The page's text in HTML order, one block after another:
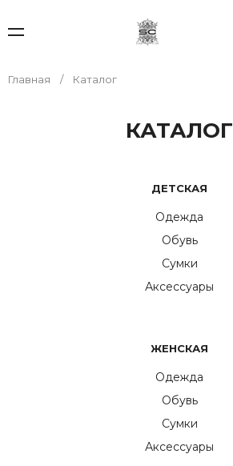
Главная Каталог
КАТАЛОГ
ДЕТСКАЯ
Одежда
Обувь
Сумки
Аксессуары
ЖЕНСКАЯ
Одежда
Обувь
Сумки
Аксессуары